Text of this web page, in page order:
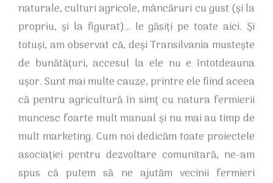
naturale, culturi agricole, mâncăruri cu gust (și la
propriu, și la figurat)… le găsiți pe toate aici. Și
totuși, am observat că, deși Transilvania mustește
de bunătățuri, accesul la ele nu e întotdeauna
ușor. Sunt mai multe cauze, printre ele fiind aceea
că pentru agricultură în simț cu natura fermierii
muncesc foarte mult manual și nu mai au timp de
mult marketing. Cum noi dedicăm toate proiectele
asociației pentru dezvoltare comunitară, ne-am
spus că putem să ne ajutăm vecinii fermieri